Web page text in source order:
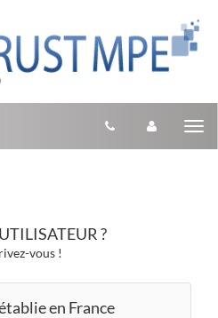
?
vous !
en France